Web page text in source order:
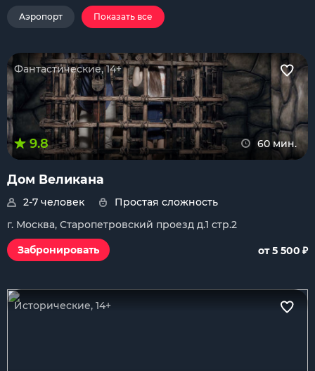
Аэропорт Показать все
Фантастические, 14+
9.8 60 мин.
Дом Великана
2-7 человек
Простая сложность
г. Москва, Старопетровский проезд д.1 стр.2
Забронировать
от 5 500 ₽
Исторические, 14+